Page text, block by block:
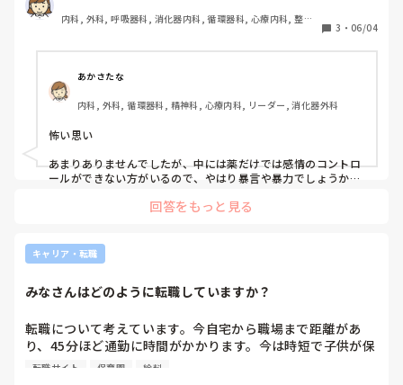
内科, 外科, 呼吸器科, 消化器内科, 循環器科, 心療内科, 整形
3 ・ 06/04
あかさたな
内科, 外科, 循環器科, 精神科, 心療内科, リーダー, 消化器外科
怖い思い
あまりありませんでしたが、中には薬だけでは感情のコントロ
ールができない方がいるので、やはり暴言や暴力でしょうか。
あと同僚は恋愛妄想の対象になり、トラブルや関係構築が大変
・休みが取りづらい
・かなり不衛生なお宅もある
・健康や服薬管理だけではないグレーな支援がある
・同性訪問を希望される
回答をもっと見る
キャリア・転職
みなさんはどのように転職していますか？
転職について考えています。今自宅から職場まで距離があ
り、45分ほど通勤に時間がかかります。今は時短で子供が保
育園のため良いですが、小学校にあがると時短ではなくなる
転職サイト 保育園 給料